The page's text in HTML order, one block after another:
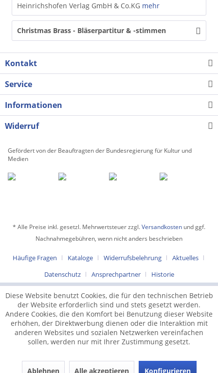
Heinrichshofen Verlag GmbH & Co.KG mehr
Christmas Brass - Bläserpartitur & -stimmen
Kontakt
Service
Informationen
Widerruf
Gefördert von der Beauftragten der Bundesregierung für Kultur und
Medien
* Alle Preise inkl. gesetzl. Mehrwertsteuer zzgl.Versandkosten und ggf.
Nachnahmegebühren, wenn nicht anders beschrieben
Häufige Fragen Kataloge Widerrufsbelehrung
Aktuelles
Datenschutz
Ansprechpartner Historie
Diese Website benutzt Cookies, die für den technischen Betrieb
der Website erforderlich sind und stets gesetzt werden.
Andere Cookies, die den Komfort bei Benutzung dieser Website
erhöhen, der Direktwerbung dienen oder die Interaktion mit
anderen Websites und sozialen Netzwerken vereinfachen
sollen, werden nur mit Ihrer Zustimmung gesetzt.
Ablehnen Alle akzeptieren Konfigurieren